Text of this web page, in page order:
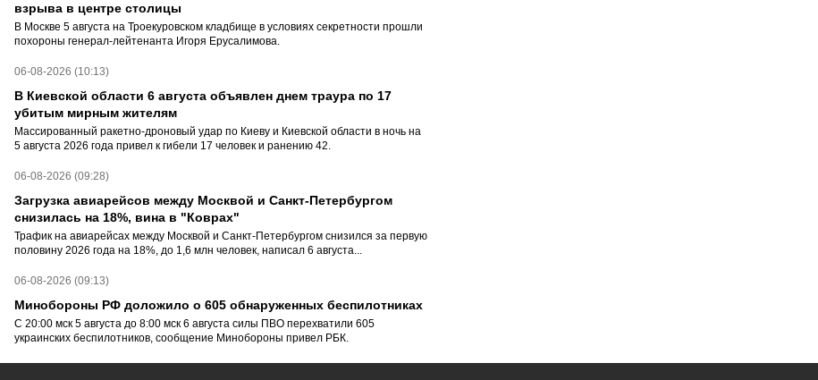
взрыва в центре столицы
В Москве 5 августа на Троекуровском кладбище в условиях секретности прошли
похороны генерал-лейтенанта Игоря Ерусалимова.
06-08-2026 (10:13)
В Киевской области 6 августа объявлен днем траура по 17
убитым мирным жителям
Массированный ракетно-дроновый удар по Киеву и Киевской области в ночь на
5 августа 2026 года привел к гибели 17 человек и ранению 42.
06-08-2026 (09:28)
Загрузка авиарейсов между Москвой и Санкт-Петербургом
снизилась на 18%, вина в "Коврах"
Трафик на авиарейсах между Москвой и Санкт-Петербургом снизился за первую
половину 2026 года на 18%, до 1,6 млн человек, написал 6 августа...
06-08-2026 (09:13)
Минобороны РФ доложило о 605 обнаруженных беспилотниках
С 20:00 мск 5 августа до 8:00 мск 6 августа силы ПВО перехватили 605
украинских беспилотников, сообщение Минобороны привел РБК.